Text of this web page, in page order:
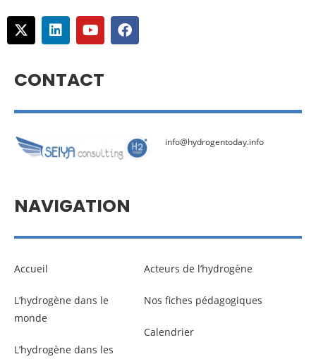
CONTACT
info@hydrogentoday.info
NAVIGATION
Accueil
L’hydrogène dans le
monde
L’hydrogène dans les
Acteurs de l’hydrogène
Nos fiches pédagogiques
Calendrier